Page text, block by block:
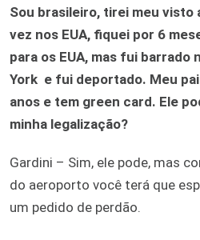
Sou brasileiro, tirei meu visto
vez nos EUA, fiquei por 6
para os EUA, mas fui barrado
York e fui deportado. Meu pai
anos e tem green card. Ele
minha legalização?
Gardini – Sim, ele pode, mas
do aeroporto você terá que
um pedido de perdão.